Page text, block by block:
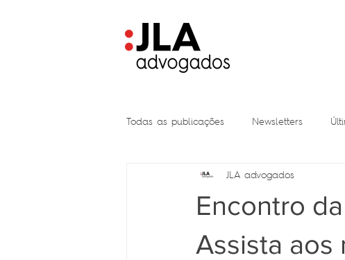
Todas as publicações Newsletters
Encontro
Assista aos
JLA advogados